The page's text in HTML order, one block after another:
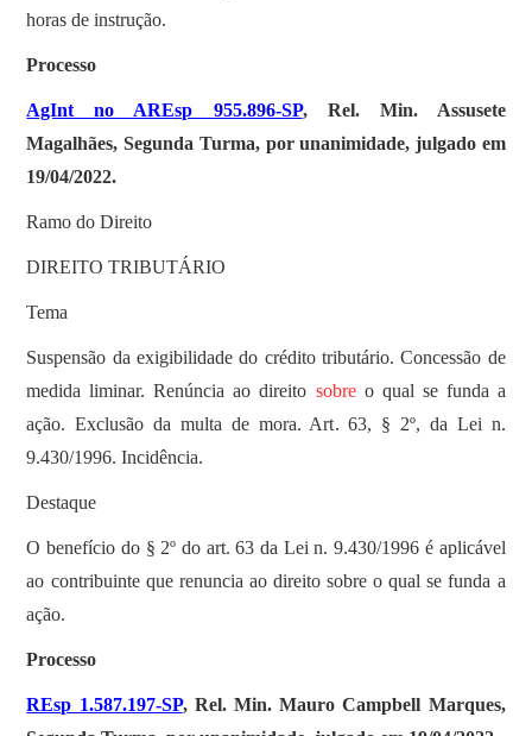
horas de instrução.
Processo
AgInt no AREsp 955.896-SP, Rel. Min. Assusete
Magalhães, Segunda Turma, por unanimidade, julgado em
19/04/2022.
Ramo do Direito
DIREITO TRIBUTÁRIO
Tema
Suspensão da exigibilidade do crédito tributário. Concessão de
medida liminar. Renúncia ao direito sobreo qual se funda a
ação. Exclusão da multa de mora. Art. 63, § 2º, da Lei n.
9.430/1996. Incidência.
Destaque
O benefício do § 2º do art. 63 da Lei n. 9.430/1996 é aplicável
ao contribuinte que renuncia ao direito sobre o qual se funda a
ação.
Processo
REsp 1.587.197-SP, Rel. Min. Mauro Campbell Marques,